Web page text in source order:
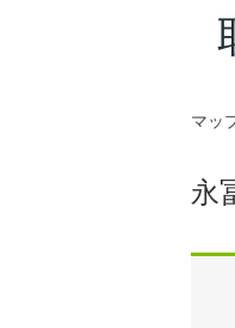
マッ
永